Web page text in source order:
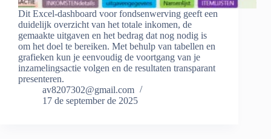
Dit Excel-dashboard voor fondsenwerving geeft een
duidelijk overzicht van het totale inkomen, de
gemaakte uitgaven en het bedrag dat nog nodig is
om het doel te bereiken. Met behulp van tabellen en
grafieken kun je eenvoudig de voortgang van je
inzamelingsactie volgen en de resultaten transparant
presenteren.
av8207302@gmail.com
17 de september de 2025